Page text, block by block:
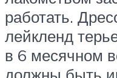
работать.
лейкленд
в 6 месячном